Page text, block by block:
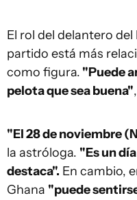
El rol del delantero
partido está más
como figura. "Puede
pelota que sea buena"
"El 28 de noviembre
la astróloga. "Es un
destaca". En cambio,
Ghana "puede